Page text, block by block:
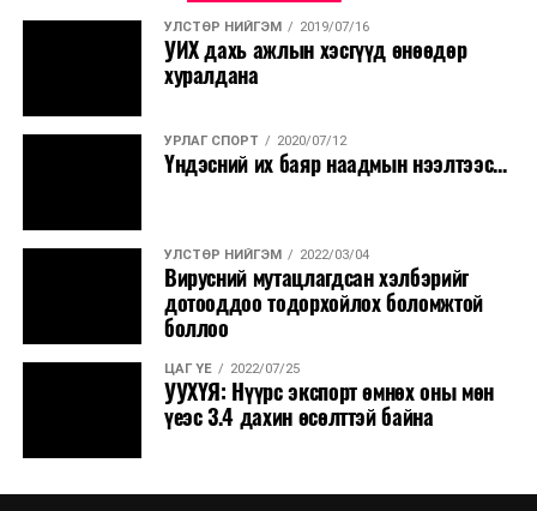
УЛСТӨР НИЙГЭМ 2019/07/16
УИХ дахь ажлын хэсгүүд өнөөдөр
хуралдана
УРЛАГ СПОРТ 2020/07/12
Үндэсний их баяр наадмын нээлтээс...
УЛСТӨР НИЙГЭМ 2022/03/04
Вирусний мутацлагдсан хэлбэрийг
дотооддоо тодорхойлох боломжтой
боллоо
ЦАГ ҮЕ 2022/07/25
УУХҮЯ: Нүүрс экспорт өмнөх оны мөн
үеэс 3.4 дахин өсөлттэй байна